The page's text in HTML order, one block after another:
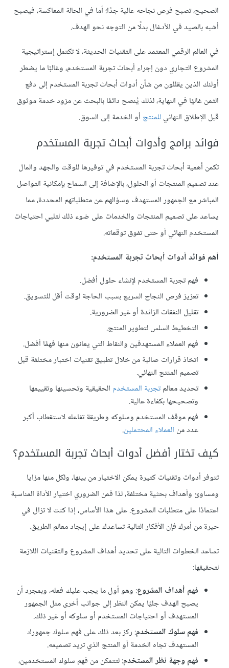
الصحيح، تصبح فرص نجاحه عالية جدًا؛ أما في الحالة المعاكسة، فيصبح
أشبه بالصيد في الأدغال بدلًا من التوجه نحو الهدف.
في العالم الرقمي المعتمد على التقنيات الحديثة، لا تكتمل إستراتيجية
المشروع التجاري دون إجراء أبحاث تجربة المستخدم، وغالبًا ما يضطر
أولئك الذين يقللون من شأن أدوات أبحاث تجربة المستخدم إلى دفع
الثمن غاليًا في النهاية، لذلك يُنصح دائمًا بالبحث عن مزود خدمة موثوق
قبل الإطلاق النهائيللمنتج أو الخدمة إلى السوق.
فوائد برامج وأدوات أبحاث تجربة المستخدم
تكمن أهمية أبحاث تجربة المستخدم في توفيرها للوقت والجهد والمال
عند تصميم المنتجات أو الحلول، بالإضافة إلى السماح بإمكانية التواصل
المباشر مع الجمهور المستهدف وسؤالهم عن متطلباتهم المحددة، مما
يساعد على تصميم المنتجات والخدمات على ضوء ذلك لتلبي احتياجات
المستخدم النهائي أو حتى تفوق توقعاته.
أهم فوائد أدوات أبحاث تجربة المستخدم:
فهم تجربة المستخدم لإنشاء حلول أفضل.
تعزيز فرص النجاح السريع بسبب الحاجة لوقت أقل للتسويق.
تقليل النفقات الزائدة أو غير الضرورية.
التخطيط السلس لتطوير المنتج.
فهم العملاء المستهدفين والنقاط التي يعانون منها فهمًا أفضل.
اتخاذ قرارات صائبة من خلال تطبيق تقنيات اختبار مختلفة قبل
تصميم المنتج النهائي.
تحديد معالمتجربة المستخدم الحقيقية وتحسينها وتقييمها
وتصحيحها بكفاءة عالية.
فهم موقف المستخدم وسلوكه وطريقة تفاعله لاستقطاب أكبر
عدد من العملاء المحتملين.
كيف تختار أفضل أدوات أبحاث تجربة المستخدم؟
تتوفر أدوات وتقنيات كثيرة يمكن الاختيار من بينها، ولكل منها مزايا
ومساوئ وأهداف بحثية مختلفة، لذا فمن الضروري اختيار الأداة المناسبة
اعتمادًا على متطلبات المشروع. على هذا الأساس، إذا كنت لا تزال في
حيرة من أمرك فإن الأفكار التالية تساعدك على إيجاد معالم الطريق.
تساعد الخطوات التالية على تحديد أهداف المشروع والتقنيات اللازمة
لتحقيقها:
فهم أهداف المشروع: وهو أول ما يجب عليك فعله، وبمجرد أن
يصبح الهدف جليًا يمكن النظر إلى جوانب أخرى مثل الجمهور
المستهدف أو احتياجات المستخدم أو سلوكه أو غير ذلك.
فهم سلوك المستخدم: ركز بعد ذلك على فهم سلوك جمهورك
المستهدف تجاه الخدمة أو المنتج الذي تريد تصميمه.
فهم وجهة نظر المستخدم: لتتمكن من فهم سلوك المستخدمين،